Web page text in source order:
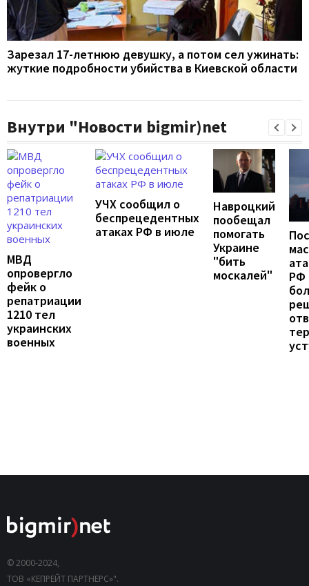
Зарезал 17-летнюю девушку, а потом сел ужинать:
жуткие подробности убийства в Киевской области
Внутри "Новости bigmir)net
МВД
опровергло
фейк о
репатриации
1210 тел
украинских
военных
УЧХ сообщил о
беспрецедентных
атаках РФ в июле
Навроцкий
пообещал
помогать
Украине
"бить
москалей"
РФ
© 2000-2024,
ТОВ «КЕПРЕЙТ ПАРТНЕРС»".